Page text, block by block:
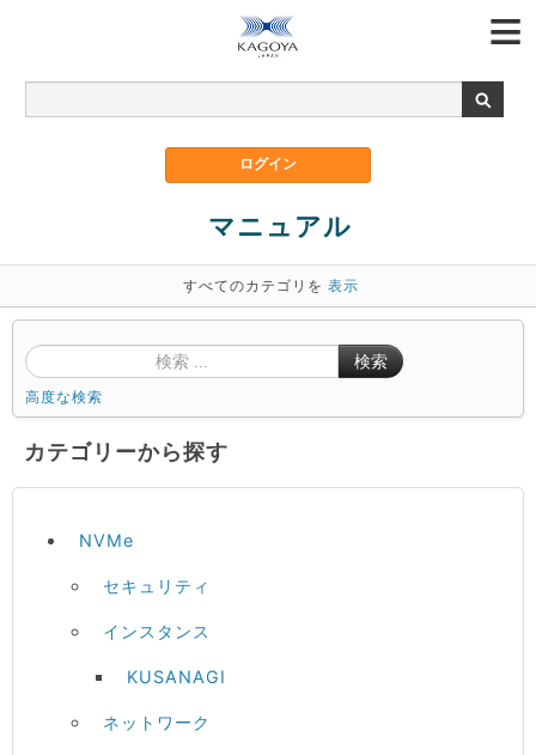
マニュアル
すべてのカテゴリを 表示
検索
高度な検索
カテゴリーから探す
NVMe
セキュリティ
インスタンス
KUSANAGI
ネットワーク